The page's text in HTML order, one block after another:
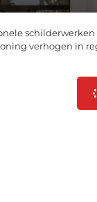
schilderwerken
verhogen in